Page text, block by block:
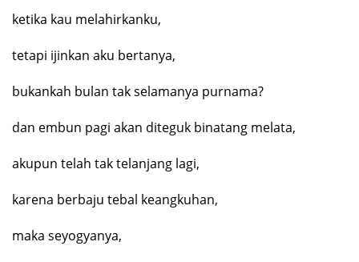
ketika kau melahirkanku,
tetapi ijinkan aku bertanya,
bukankah bulan tak selamanya purnama?
dan embun pagi akan diteguk binatang melata,
akupun telah tak telanjang lagi,
karena berbaju tebal keangkuhan,
maka seyogyanya,